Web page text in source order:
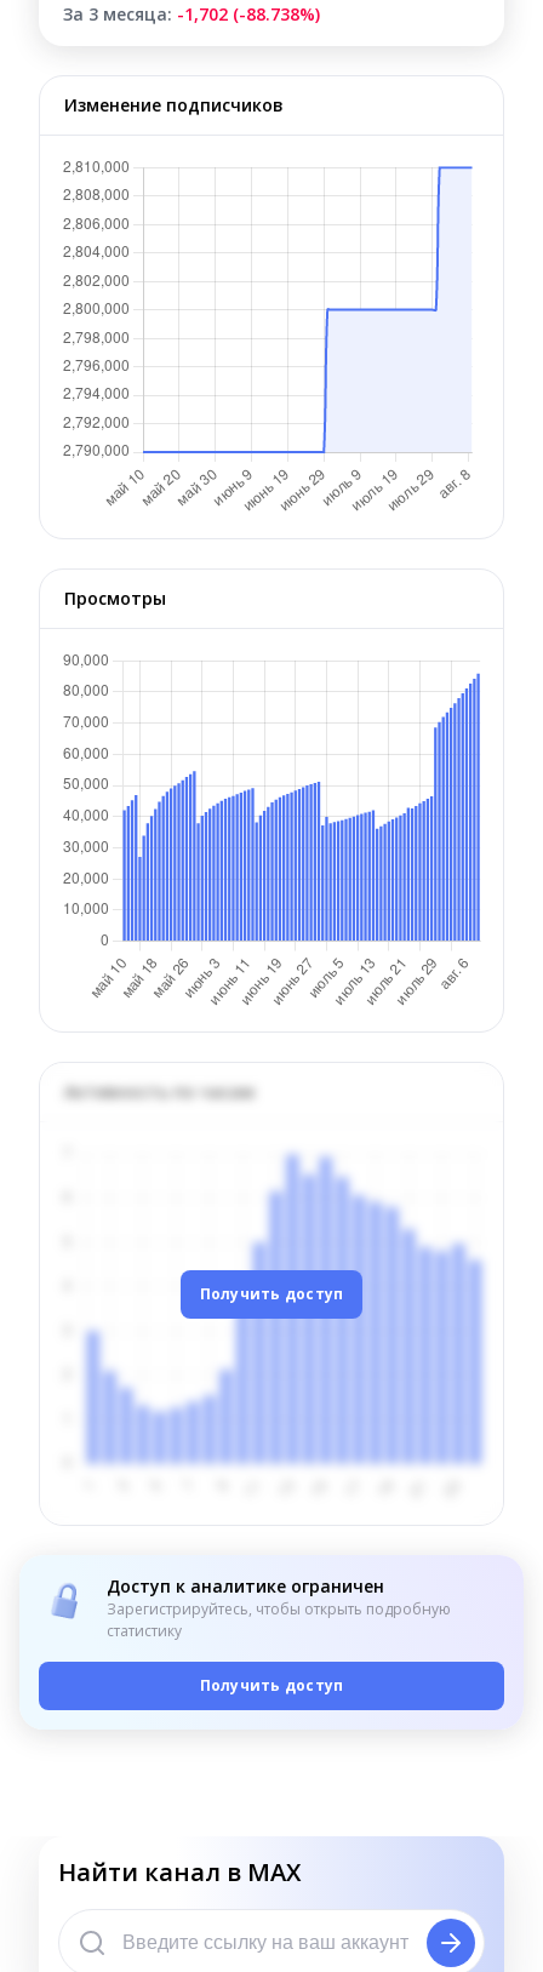
За 3 месяца: -1,702 (-88.738%)
Изменение подписчиков
Просмотры
Активность по часам
Получить доступ
Доступ к аналитике ограничен
Зарегистрируйтесь, чтобы открыть подробную
статистику
Получить доступ
Найти канал в MAX